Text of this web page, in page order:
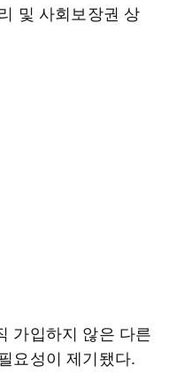
및 사회보장권 상
가입하지 않은 다른
요성이 제기됐다.